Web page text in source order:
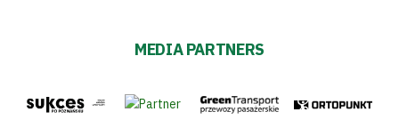
MEDIA PARTNERS